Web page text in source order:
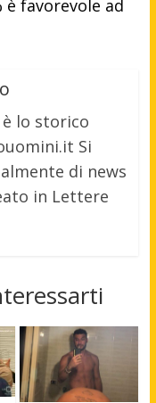
è favorevole ad
lo storico
Si
di news
in Lettere